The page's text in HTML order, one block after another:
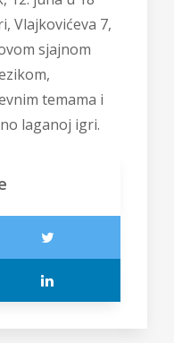
Vlajkovićeva 7,
sjajnom
temama i
laganoj igri.